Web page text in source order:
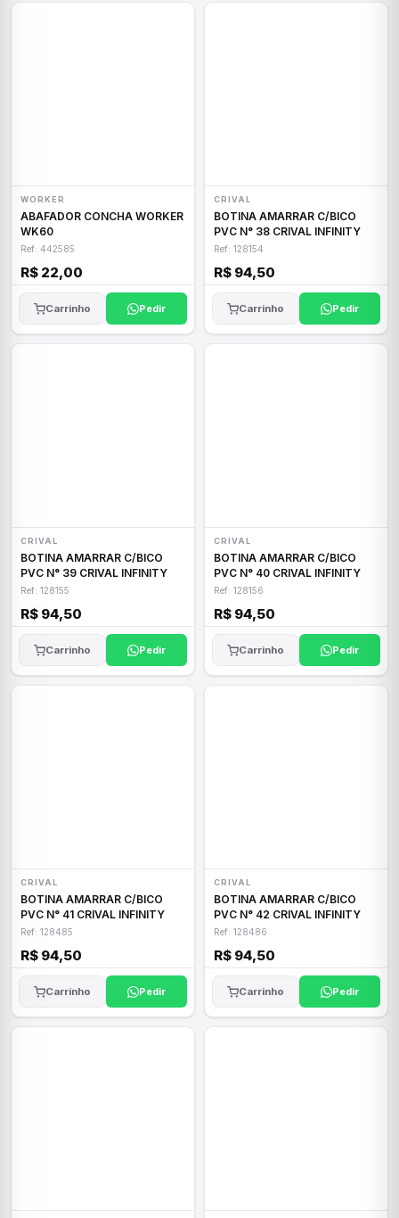
WORKER
ABAFADOR CONCHA WORKER
WK60
Ref: 442585
R$ 22,00
Carrinho Pedir
CRIVAL
BOTINA AMARRAR C/BICO
PVC N° 38 CRIVAL INFINITY
Ref: 128154
R$ 94,50
Carrinho Pedir
CRIVAL
BOTINA AMARRAR C/BICO
PVC N° 39 CRIVAL INFINITY
Ref: 128155
R$ 94,50
Carrinho Pedir
CRIVAL
BOTINA AMARRAR C/BICO
PVC N° 40 CRIVAL INFINITY
Ref: 128156
R$ 94,50
Carrinho Pedir
CRIVAL
BOTINA AMARRAR C/BICO
PVC N° 41 CRIVAL INFINITY
Ref: 128485
R$ 94,50
Carrinho Pedir
CRIVAL
BOTINA AMARRAR C/BICO
PVC N° 42 CRIVAL INFINITY
Ref: 128486
R$ 94,50
Carrinho Pedir